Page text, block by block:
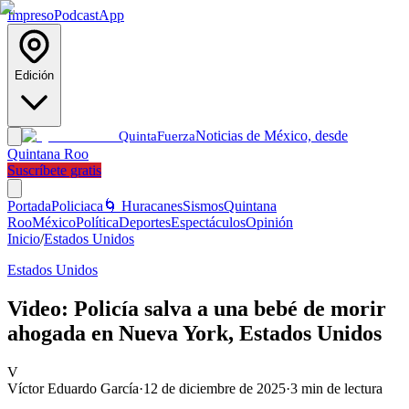
ImpresoPodcastApp
Edición
QuintaFuerzaNoticias de México, desde
Quintana Roo
Suscríbete gratis
PortadaPoliciaca 🌀 HuracanesSismosQuintana
RooMéxicoPolíticaDeportesEspectáculosOpinión
Inicio/Estados Unidos
Estados Unidos
Video: Policía salva a una bebé de morir
ahogada en Nueva York, Estados Unidos
V
Víctor Eduardo García·12 de diciembre de 2025·3 min de lectura